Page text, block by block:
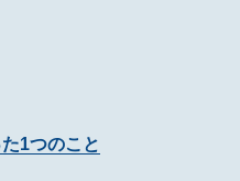
1つのこと